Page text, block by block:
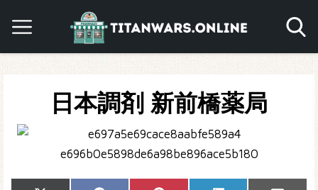
日本調剤 新前橋薬局